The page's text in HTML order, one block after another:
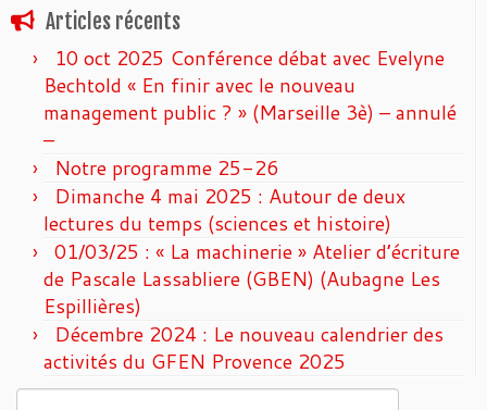
Articles récents
10 oct 2025 Conférence débat avec Evelyne
Bechtold « En finir avec le nouveau
management public ? » (Marseille 3è) – annulé
–
Notre programme 25-26
Dimanche 4 mai 2025 : Autour de deux
lectures du temps (sciences et histoire)
01/03/25 : « La machinerie » Atelier d’écriture
de Pascale Lassabliere (GBEN) (Aubagne Les
Espillières)
Décembre 2024 : Le nouveau calendrier des
activités du GFEN Provence 2025